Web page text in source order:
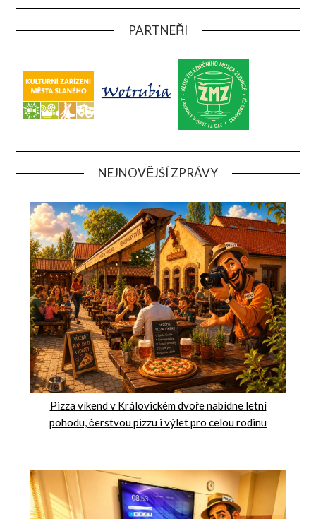
PARTNEŘI
NEJNOVĚJŠÍ ZPRÁVY
Pizza víkend v Královickém dvoře nabídne letní
pohodu, čerstvou pizzu i výlet pro celou rodinu